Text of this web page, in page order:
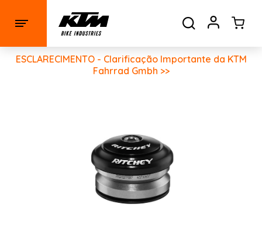
ESCLARECIMENTO - Clarificação Importante da KTM
Fahrrad Gmbh >>